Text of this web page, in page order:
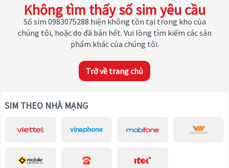
Không tìm thấy số sim yêu cầu
Số sim 0983075288 hiện không tồn tại trong kho của
chúng tôi, hoặc do đã bán hết. Vui lòng tìm kiếm các sản
phẩm khác của chúng tôi.
Trở về trang chủ
SIM THEO NHÀ MẠNG